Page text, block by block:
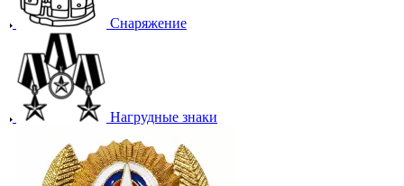
Снаряжение
Нагрудные знаки